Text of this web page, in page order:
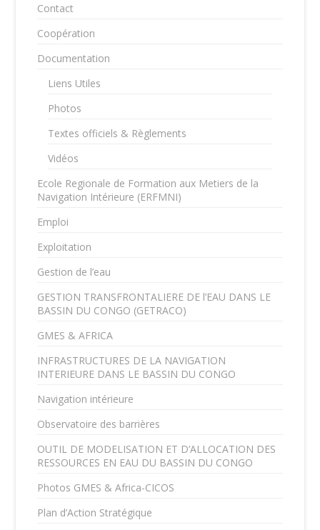
Contact
Coopération
Documentation
Liens Utiles
Photos
Textes officiels & Règlements
Vidéos
Ecole Regionale de Formation aux Metiers de la
Navigation Intérieure (ERFMNI)
Emploi
Exploitation
Gestion de l’eau
GESTION TRANSFRONTALIERE DE l’EAU DANS LE
BASSIN DU CONGO (GETRACO)
GMES & AFRICA
INFRASTRUCTURES DE LA NAVIGATION
INTERIEURE DANS LE BASSIN DU CONGO
Navigation intérieure
Observatoire des barrières
OUTIL DE MODELISATION ET D’ALLOCATION DES
RESSOURCES EN EAU DU BASSIN DU CONGO
Photos GMES & Africa-CICOS
Plan d’Action Stratégique